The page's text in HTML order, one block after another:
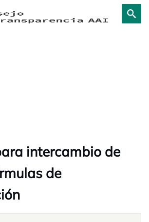
intercambio de
de